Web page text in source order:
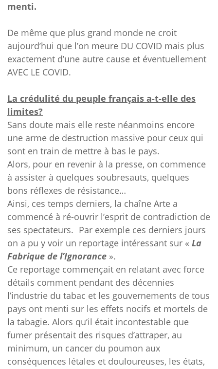
menti.
De même que plus grand monde ne croit
aujourd’hui que l’on meure DU COVID mais plus
exactement d’une autre cause et éventuellement
AVEC LE COVID.
La crédulité du peuple français a-t-elle des
limites?
Sans doute mais elle reste néanmoins encore
une arme de destruction massive pour ceux qui
sont en train de mettre à bas le pays.
Alors, pour en revenir à la presse, on commence
à assister à quelques soubresauts, quelques
bons réflexes de résistance…
Ainsi, ces temps derniers, la chaîne Arte a
commencé à ré-ouvrir l’esprit de contradiction de
ses spectateurs. Par exemple ces derniers jours
on a pu y voir un reportage intéressant sur « La
Fabrique de l’Ignorance ».
Ce reportage commençait en relatant avec force
détails comment pendant des décennies
l’industrie du tabac et les gouvernements de tous
pays ont menti sur les effets nocifs et mortels de
la tabagie. Alors qu’il était incontestable que
fumer présentait des risques d’attraper, au
minimum, un cancer du poumon aux
conséquences létales et douloureuses, les états,